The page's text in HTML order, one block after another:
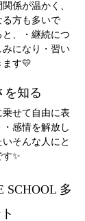
係が温かく、
る方も多いで
、・継続につ
になり・習い
ます💛
知る
乗せて自由に表
感情を解放し
そんな人にと
✨
SCHOOL 多